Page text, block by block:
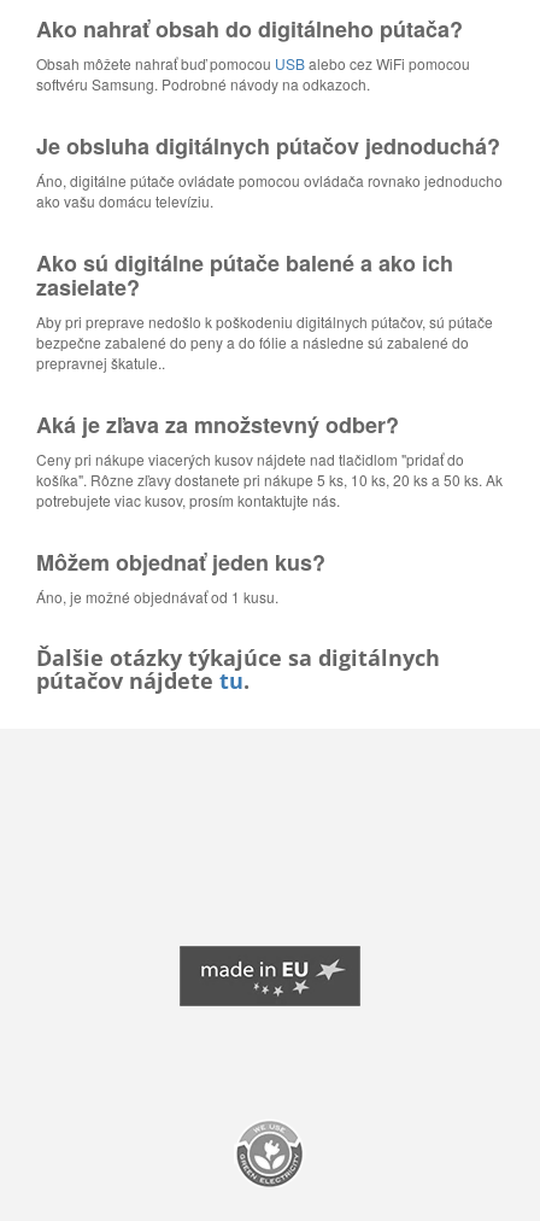
Ako nahrať obsah do digitálneho pútača?
Obsah môžete nahrať buď pomocou USBalebo cez WiFi pomocou
softvéru Samsung. Podrobné návody na odkazoch.
Je obsluha digitálnych pútačov jednoduchá?
Áno, digitálne pútače ovládate pomocou ovládača rovnako jednoducho
ako vašu domácu televíziu.
Ako sú digitálne pútače balené a ako ich
zasielate?
Aby pri preprave nedošlo k poškodeniu digitálnych pútačov, sú pútače
bezpečne zabalené do peny a do fólie a následne sú zabalené do
prepravnej škatule..
Aká je zľava za množstevný odber?
Ceny pri nákupe viacerých kusov nájdete nad tlačidlom "pridať do
košíka". Rôzne zľavy dostanete pri nákupe 5 ks, 10 ks, 20 ks a 50 ks. Ak
potrebujete viac kusov, prosím kontaktujte nás.
Môžem objednať jeden kus?
Áno, je možné objednávať od 1 kusu.
Ďalšie otázky týkajúce sa digitálnych
pútačov nájdete tu.